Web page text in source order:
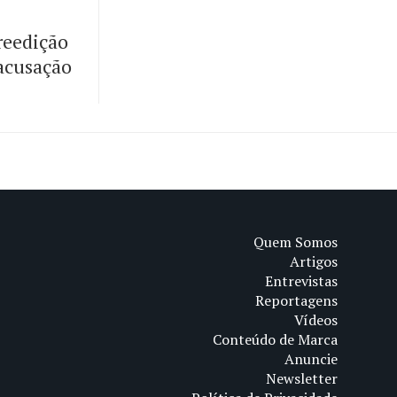
Quem Somos
Artigos
Entrevistas
Reportagens
Vídeos
Conteúdo de Marca
Anuncie
Newsletter